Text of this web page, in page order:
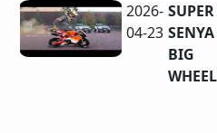
2026-
04-23
SUPER
BIG